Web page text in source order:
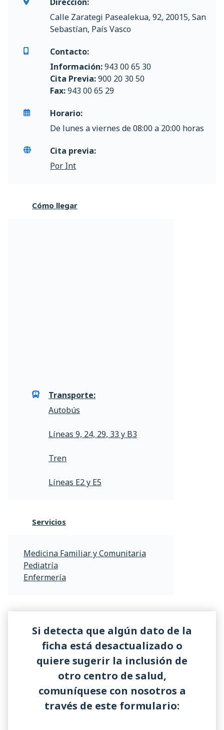
Calle Zarategi Pasealekua, 92, 20015, San
Sebastían, País Vasco
Contacto:
Información:943 00 65 30
Cita Previa:900 20 30 50
Fax:943 00 65 29
Horario:
De lunes a viernes de 08:00 a 20:00 horas
Cita previa:
Por Int
Cómo llegar
Transporte:
Autobús
Líneas 9, 24, 29, 33 y B3
Tren
Líneas E2 y E5
Servicios
Medicina Familiar y Comunitaria
Pediatría
Enfermería
Si detecta que algún dato de la
ficha está desactualizado o
quiere sugerir la inclusión de
otro centro de salud,
comuníquese con nosotros a
través de este formulario: